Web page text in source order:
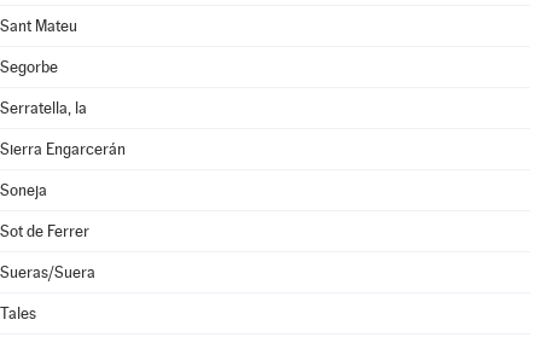
Sant Mateu
Segorbe
Serratella, la
Sierra Engarcerán
Soneja
Sot de Ferrer
Sueras/Suera
Tales